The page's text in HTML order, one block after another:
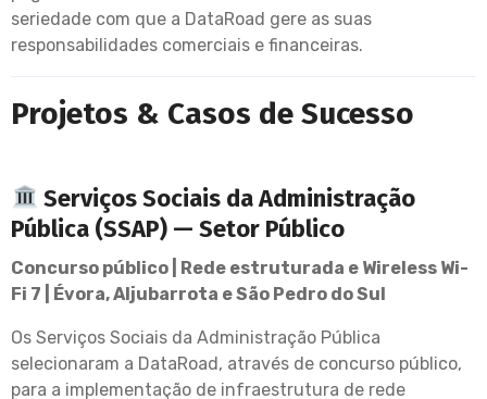
seriedade com que a DataRoad gere as suas
responsabilidades comerciais e financeiras.
Projetos & Casos de Sucesso
Serviços Sociais da Administração
Pública (SSAP) — Setor Público
Concurso público | Rede estruturada e Wireless Wi-
Fi 7 | Évora, Aljubarrota e São Pedro do Sul
Os Serviços Sociais da Administração Pública
selecionaram a DataRoad, através de concurso público,
para a implementação de infraestrutura de rede